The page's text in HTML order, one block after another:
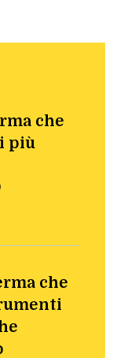
che
più
che